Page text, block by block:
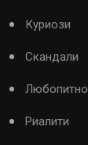
Куриози
Скандали
Любопитно
Риалити